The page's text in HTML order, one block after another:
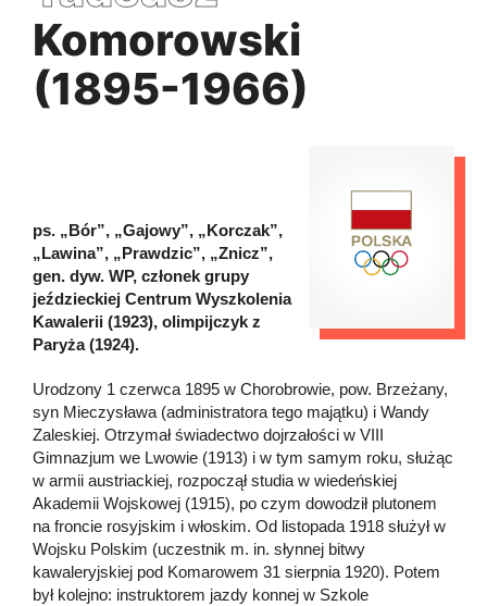
Komorowski
(1895-1966)
ps. „Bór”, „Gajowy”, „Korczak”,
„Lawina”, „Prawdzic”, „Znicz”,
gen. dyw. WP, członek grupy
jeździeckiej Centrum Wyszkolenia
Kawalerii (1923), olimpijczyk z
Paryża (1924).
Urodzony 1 czerwca 1895 w Chorobrowie, pow. Brzeżany,
syn Mieczysława (administratora tego majątku) i Wandy
Zaleskiej. Otrzymał świadectwo dojrzałości w VIII
Gimnazjum we Lwowie (1913) i w tym samym roku, służąc
w armii austriackiej, rozpoczął studia w wiedeńskiej
Akademii Wojskowej (1915), po czym dowodził plutonem
na froncie rosyjskim i włoskim. Od listopada 1918 służył w
Wojsku Polskim (uczestnik m. in. słynnej bitwy
kawaleryjskiej pod Komarowem 31 sierpnia 1920). Potem
był kolejno: instruktorem jazdy konnej w Szkole